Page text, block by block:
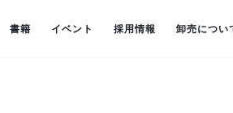
書籍 イベント 採用情報 卸売につい